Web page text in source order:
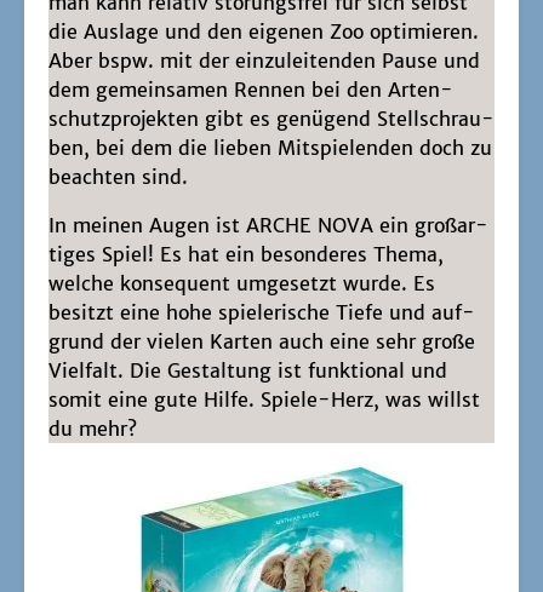
die Aus­la­ge und den eige­nen Zoo opti­mie­ren.
Aber bspw. mit der ein­zu­lei­ten­den Pau­se und
dem gemein­sa­men Ren­nen bei den Arten­
schutz­pro­jek­ten gibt es genü­gend Stell­schrau­
ben, bei dem die lie­ben Mit­spie­len­den doch zu
beach­ten sind.
In mei­nen Augen ist ARCHE NOVA ein groß­ar­
ti­ges Spiel! Es hat ein beson­de­res The­ma,
wel­che kon­se­quent umge­setzt wur­de. Es
besitzt eine hohe spie­le­ri­sche Tie­fe und auf­
grund der vie­len Kar­ten auch eine sehr gro­ße
Viel­falt. Die Gestal­tung ist funk­tio­nal und
somit eine gute Hil­fe. Spie­le-Herz, was willst
du mehr?